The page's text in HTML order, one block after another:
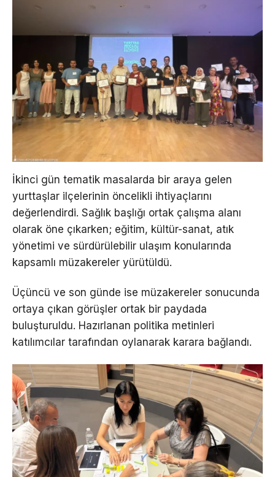
İkinci gün tematik masalarda bir araya gelen
yurttaşlar ilçelerinin öncelikli ihtiyaçlarını
değerlendirdi. Sağlık başlığı ortak çalışma alanı
olarak öne çıkarken; eğitim, kültür-sanat, atık
yönetimi ve sürdürülebilir ulaşım konularında
kapsamlı müzakereler yürütüldü.
Üçüncü ve son günde ise müzakereler sonucunda
ortaya çıkan görüşler ortak bir paydada
buluşturuldu. Hazırlanan politika metinleri
katılımcılar tarafından oylanarak karara bağlandı.